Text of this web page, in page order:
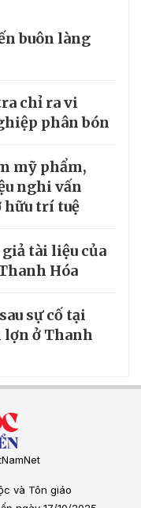
buôn làng
chỉ ra vi
phân bón
mỹ phẩm,
nghi vấn
hữu trí tuệ
tài liệu của
Hóa
sự cố tại
ở Thanh
và Tôn giáo